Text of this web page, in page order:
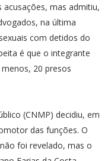
mas admitiu,
na última
com detidos do
é que o integrante
20 presos
(CNMP) decidiu, em
das funções. O
foi revelado, mas o